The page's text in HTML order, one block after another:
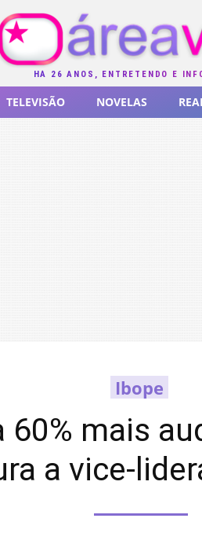
HÁ 26 ANOS, ENTRETENDO E
TELEVISÃO NOVELAS
Ibope
mais
a vice-